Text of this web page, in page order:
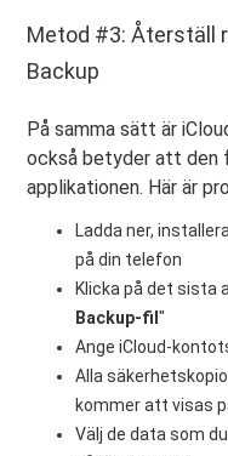
Metod #3: Återställ
Backup
På samma sätt är
också betyder att den
applikationen. Här är
Ladda ner,
på din telefon
Klicka på det sista
Backup-fil"
Ange iCloud-
Alla
kommer att visas
Välj de data som